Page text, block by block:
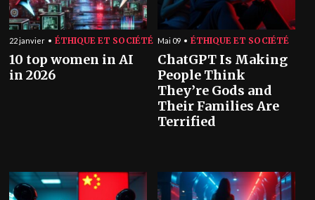
22 janvier ÉTHIQUE ET SOCIÉTÉ
10 top women in AI
in 2026
Mai 09 ÉTHIQUE ET SOCIÉTÉ
ChatGPT Is Making
People Think
They’re Gods and
Their Families Are
Terrified